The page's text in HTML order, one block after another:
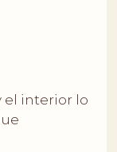
el interior lo